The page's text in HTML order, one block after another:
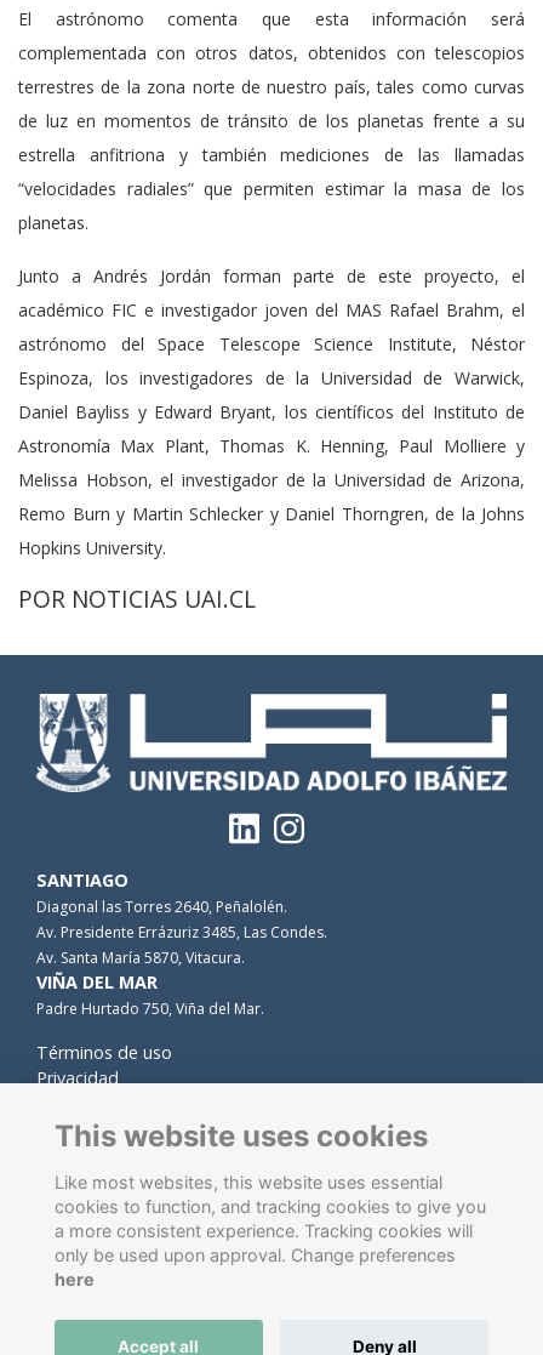
El astrónomo comenta que esta información será
complementada con otros datos, obtenidos con telescopios
terrestres de la zona norte de nuestro país, tales como curvas
de luz en momentos de tránsito de los planetas frente a su
estrella anfitriona y también mediciones de las llamadas
“velocidades radiales” que permiten estimar la masa de los
planetas.
Junto a Andrés Jordán forman parte de este proyecto, el
académico FIC e investigador joven del MAS Rafael Brahm, el
astrónomo del Space Telescope Science Institute, Néstor
Espinoza, los investigadores de la Universidad de Warwick,
Daniel Bayliss y Edward Bryant, los científicos del Instituto de
Astronomía Max Plant, Thomas K. Henning, Paul Molliere y
Melissa Hobson, el investigador de la Universidad de Arizona,
Remo Burn y Martin Schlecker y Daniel Thorngren, de la Johns
Hopkins University.
POR NOTICIAS UAI.CL
SANTIAGO
Diagonal las Torres 2640, Peñalolén.
Av. Presidente Errázuriz 3485, Las Condes.
Av. Santa María 5870, Vitacura.
VIÑA DEL MAR
Padre Hurtado 750, Viña del Mar.
Términos de uso
Privacidad
Contacto
Software de gestión de antiguos alumnosenergizado por
This website uses cookies
Like most websites, this website uses essential
cookies to function, and tracking cookies to give you
a more consistent experience. Tracking cookies will
only be used upon approval. Change preferences
here
Accept all Deny all